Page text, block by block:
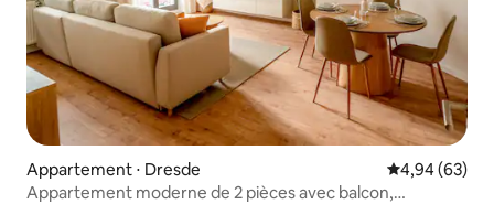
Appartement ⋅ Dresde Évaluation
4,94 (63)
Appartement moderne de 2 pièces avec balcon,